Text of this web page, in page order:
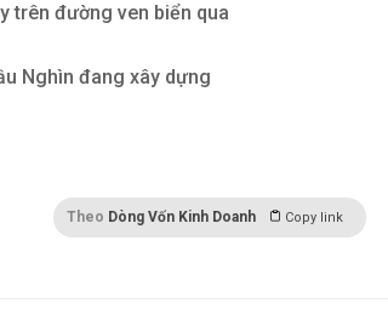
trên đường ven biển qua
Nghìn đang xây dựng
Theo Dòng Vốn Kinh Doanh Copy link